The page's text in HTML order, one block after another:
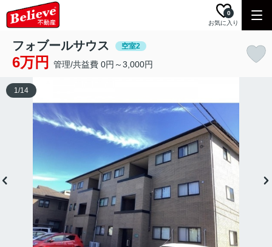
お気に入り
0
フォブールサウス 空室2
6万円 管理/共益費 0円～3,000円
1/14